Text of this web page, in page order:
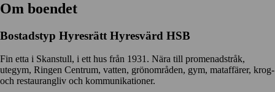
Om boendet
Bostadstyp Hyresrätt Hyresvärd HSB
Fin etta i Skanstull, i ett hus från 1931. Nära till promenadstråk,
utegym, Ringen Centrum, vatten, grönområden, gym, mataffärer, krog-
och restaurangliv och kommunikationer.